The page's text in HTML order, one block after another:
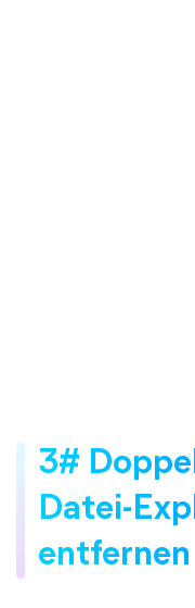
3#
Datei-
entfernen